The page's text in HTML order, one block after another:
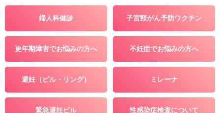
婦人科健診 子宮頸がん予防ワクチン
更年期障害でお悩みの方へ 不妊症でお悩みの方へ
避妊（ピル・リング） ミレーナ
緊急避妊ピル 性感染症検査について